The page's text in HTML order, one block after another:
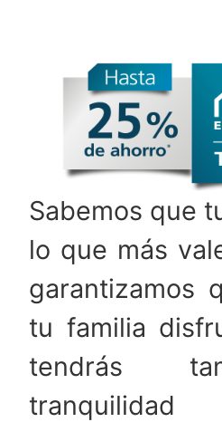
Sabemos que
lo que más
garantizamos
tu familia
tendrás